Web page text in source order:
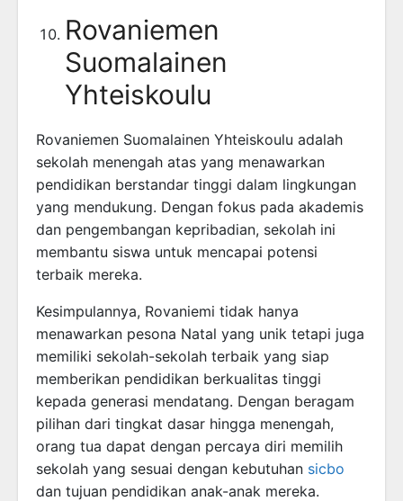
Rovaniemen
Suomalainen
Yhteiskoulu
Rovaniemen Suomalainen Yhteiskoulu adalah
sekolah menengah atas yang menawarkan
pendidikan berstandar tinggi dalam lingkungan
yang mendukung. Dengan fokus pada akademis
dan pengembangan kepribadian, sekolah ini
membantu siswa untuk mencapai potensi
terbaik mereka.
Kesimpulannya, Rovaniemi tidak hanya
menawarkan pesona Natal yang unik tetapi juga
memiliki sekolah-sekolah terbaik yang siap
memberikan pendidikan berkualitas tinggi
kepada generasi mendatang. Dengan beragam
pilihan dari tingkat dasar hingga menengah,
orang tua dapat dengan percaya diri memilih
sekolah yang sesuai dengan kebutuhan sicbo
dan tujuan pendidikan anak-anak mereka.